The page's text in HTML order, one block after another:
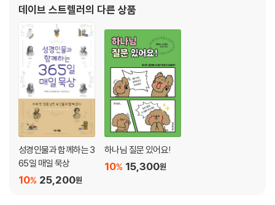
/ 가나안 땅을 정탐하다 / 길을 잃어버린 이스라엘 백성들 / 드디어 정상궤
도에 오르다 / 새로운 인도자 / 여호수아에게 주신 지침 / 우리에게 교훈해
주시는 하나님 / 두 명의 정탐꾼 / 요단강을 건너다 / 우리의 적 / 우리의 갑
옷 / 전신갑주 사용법 / 적의 성벽 / 성벽을 무너뜨리신 하나님 / 진영에서
지은 죄 / 하나님을 경외함 / 속임을 당한 여호수아 / 멈춰 버린 시간 / 성경
스냅사진 / 전략 / 땅의 분배 / 사사들 / 새로운 적 / 표징을 구한 기드온 /
올바른 결정 / 삼백 명의 용사들 / 승리의 밤 / 한 힘을 가진 구원자 / 삼손
과 블레셋 사람들 / 신전을 무너뜨린 삼손 / 룻 이야기 / 사랑은 어디에서
오는 걸까요? / 룻이 보아스의 밭에서 일하다 / 룻과 보아스가 결혼하다 /
사랑은 무엇일까요? / 욥 이야기 / 욥의 세 친구 / 하나님이 말씀하시다 /
일이 잘 안 풀릴 때 / 나쁜 것에서 좋은 것으로 / 한 여인의 기도를 들으심 /
저도 간구할 수 있나요? / 하나님의 음성을 들은 사무엘 / 블레셋 사람들이
언약궤를 가져가다 / 적의 손에 들어간 언약궤 / 성경 시대의 동물 / 이스라
데이브 스트렐러의 다른 상품
성경인물과 함께하는 3
65일 매일 묵상
25,200원
10%
하나님 질문 있어요!
15,300원
10%